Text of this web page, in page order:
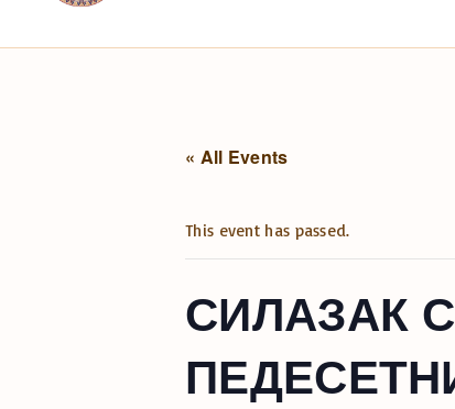
Enrollment
« All Events
This event has passed.
СИЛАЗАК